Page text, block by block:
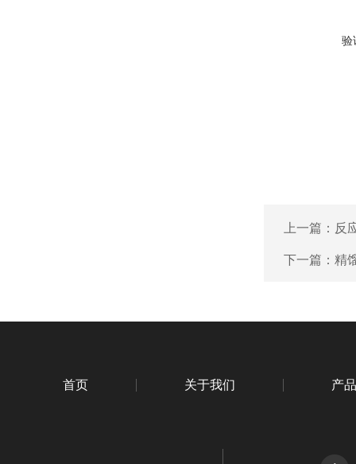
验
上一篇： 反
下一篇： 精
首页 关于我们 产